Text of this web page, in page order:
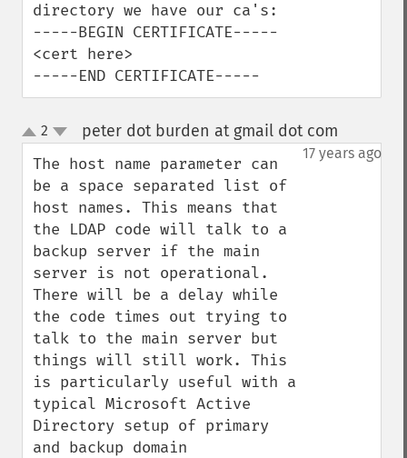
directory we have our ca's:
-----BEGIN CERTIFICATE-----
<cert here>
-----END CERTIFICATE-----
up
down
2 peter dot burden at gmail dot com
17 years ago
The host name parameter can
be a space separated list of
host names. This means that
the LDAP code will talk to a
backup server if the main
server is not operational.
There will be a delay while
the code times out trying to
talk to the main server but
things will still work. This
is particularly useful with a
typical Microsoft Active
Directory setup of primary
and backup domain